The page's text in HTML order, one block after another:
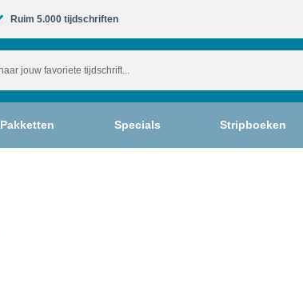
Ruim 5.000 tijdschriften​
Pakketten Specials Stripboeken